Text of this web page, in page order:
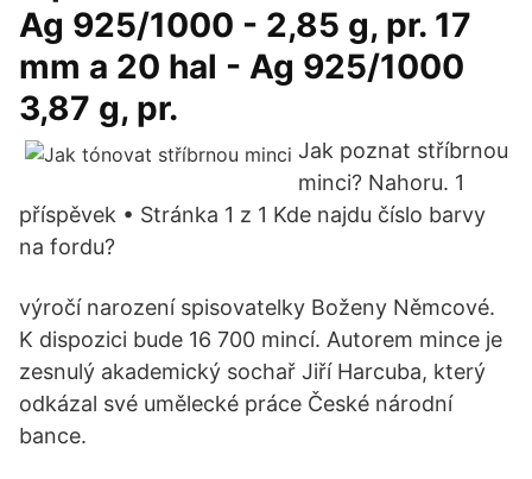
Ag 925/1000 - 2,85 g, pr. 17
mm a 20 hal - Ag 925/1000
3,87 g, pr.
Jak poznat stříbrnou
minci? Nahoru. 1
příspěvek • Stránka 1 z 1 Kde najdu číslo barvy
na fordu?
výročí narození spisovatelky Boženy Němcové.
K dispozici bude 16 700 mincí. Autorem mince je
zesnulý akademický sochař Jiří Harcuba, který
odkázal své umělecké práce České národní
bance.